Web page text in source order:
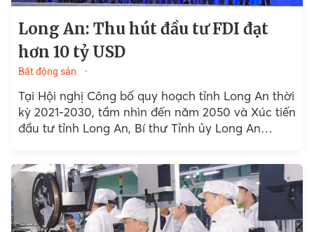
Long An: Thu hút đầu tư FDI đạt
hơn 10 tỷ USD
Bất động sản
Tại Hội nghị Công bố quy hoạch tỉnh Long An thời
kỳ 2021-2030, tầm nhìn đến năm 2050 và Xúc tiến
đầu tư tỉnh Long An, Bí thư Tỉnh ủy Long An